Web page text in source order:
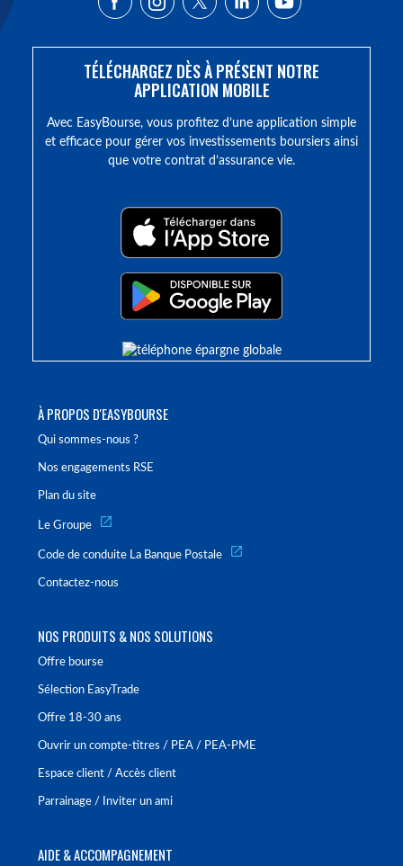
À PROPOS D'EASYBOURSE
Qui sommes-nous ?
Nos engagements RSE
Plan du site
Le Groupe
Code de conduite La Banque Postale
Contactez-nous
NOS PRODUITS & NOS SOLUTIONS
Offre bourse
Sélection EasyTrade
Offre 18-30 ans
Ouvrir un compte-titres / PEA / PEA-PME
Espace client / Accès client
Parrainage / Inviter un ami
AIDE & ACCOMPAGNEMENT
TÉLÉCHARGEZ DÈS À PRÉSENT NOTRE
APPLICATION MOBILE
Avec EasyBourse, vous profitez d’une application simple
et efficace pour gérer vos investissements boursiers ainsi
que votre contrat d’assurance vie.